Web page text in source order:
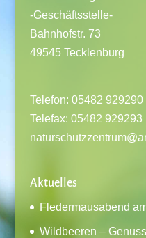
-Geschäftsstelle-
Bahnhofstr. 73
49545 Tecklenburg
Telefon: 05482 929290
Telefax: 05482 929293
Aktuelles
Fledermausabend
Wildbeeren –